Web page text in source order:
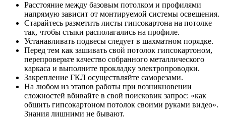
Расстояние между базовым потолком и профилями
напрямую зависит от монтируемой системы освещения.
Старайтесь разметить листы гипсокартона на потолке
так, чтобы стыки располагались на профиле.
Устанавливать подвесы следует в шахматном порядке.
Перед тем как зашивать свой потолок гипсокартоном,
перепроверьте качество собранного металлического
каркаса и выполните прокладку электропроводки.
Закрепление ГКЛ осуществляйте саморезами.
На любом из этапов работы при возникновении
сложностей вбивайте в свой поисковик запрос: «как
обшить гипсокартоном потолок своими руками видео».
Знания лишними не бывают.